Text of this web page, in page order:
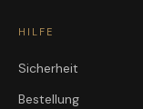
HILFE
Sicherheit
Bestellung